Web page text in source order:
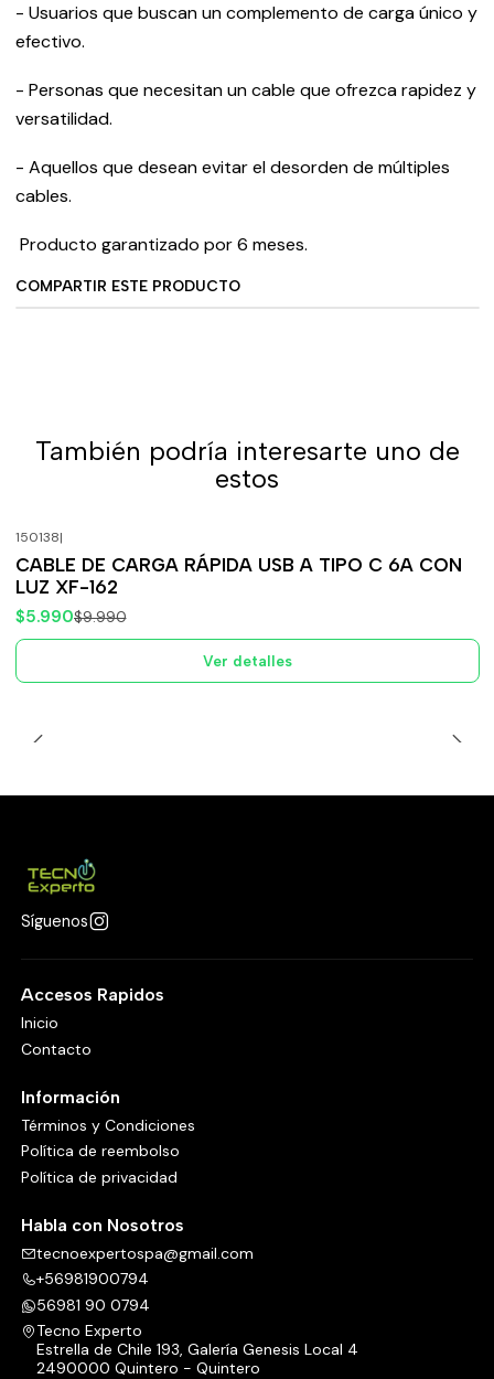
- Usuarios que buscan un complemento de carga único y
efectivo.
- Personas que necesitan un cable que ofrezca rapidez y
versatilidad.
- Aquellos que desean evitar el desorden de múltiples
cables.
Producto garantizado por 6 meses.
COMPARTIR ESTE PRODUCTO
También podría interesarte uno de
estos
Agotado
150138|
CABLE DE CARGA RÁPIDA USB A TIPO C 6A CON
LUZ XF-162
$5.990$9.990
Ver detalles
Síguenos
Accesos Rapidos
Inicio
Contacto
Información
Términos y Condiciones
Política de reembolso
Política de privacidad
Habla con Nosotros
tecnoexpertospa@gmail.com
+56981900794
56981 90 0794
Tecno Experto
Estrella de Chile 193, Galería Genesis Local 4
2490000 Quintero - Quintero